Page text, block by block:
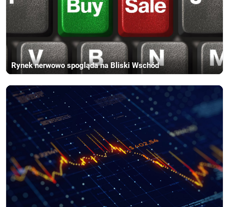
Rynek nerwowo spogląda na Bliski Wschód